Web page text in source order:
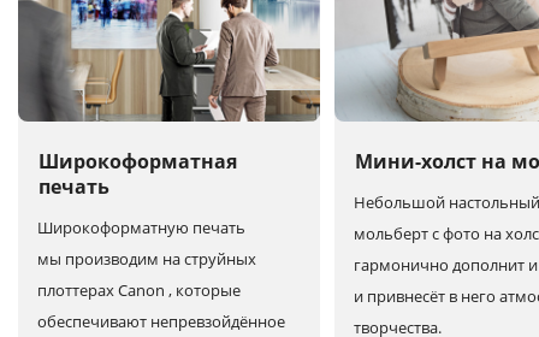
Широкоформатная
печать
Широкоформатную печать
мы производим на струйных
плоттерах Canon , которые
обеспечивают непревзойдённое
Мини-холст на
Небольшой настольный
мольберт с фото на
гармонично дополнит
и привнесёт в него
творчества.